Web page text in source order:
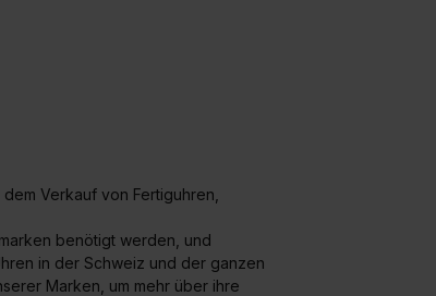
Verkauf von Fertiguhren,
benötigt werden, und
in der Schweiz und der ganzen
Marken, um mehr über ihre